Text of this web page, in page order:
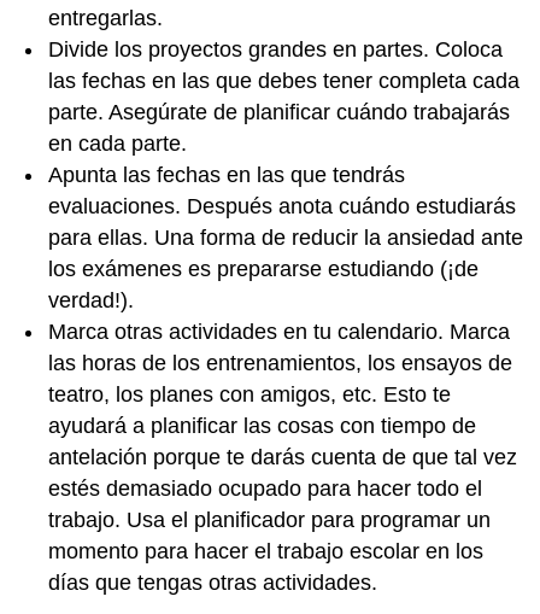
entregarlas.
Divide los proyectos grandes en partes. Coloca
las fechas en las que debes tener completa cada
parte. Asegúrate de planificar cuándo trabajarás
en cada parte.
Apunta las fechas en las que tendrás
evaluaciones. Después anota cuándo estudiarás
para ellas. Una forma de reducir la ansiedad ante
los exámenes es prepararse estudiando (¡de
verdad!).
Marca otras actividades en tu calendario. Marca
las horas de los entrenamientos, los ensayos de
teatro, los planes con amigos, etc. Esto te
ayudará a planificar las cosas con tiempo de
antelación porque te darás cuenta de que tal vez
estés demasiado ocupado para hacer todo el
trabajo. Usa el planificador para programar un
momento para hacer el trabajo escolar en los
días que tengas otras actividades.